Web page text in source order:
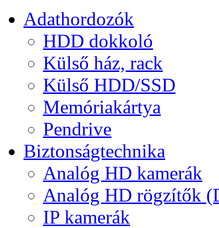
Adathordozók
HDD dokkoló
Külső ház, rack
Külső HDD/SSD
Memóriakártya
Pendrive
Biztonságtechnika
Analóg HD kamerák
Analóg HD rögzítők
IP kamerák